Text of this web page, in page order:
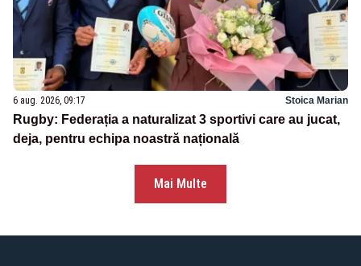
6 aug. 2026, 09:17 Stoica Marian
Rugby: Federația a naturalizat 3 sportivi care au jucat,
deja, pentru echipa noastră națională
Mai Multe